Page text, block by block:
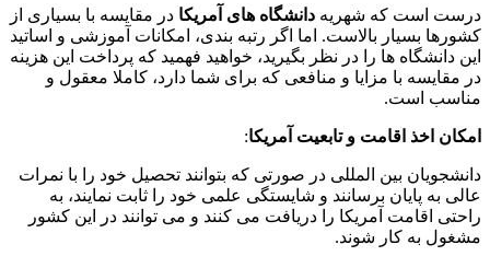
درست است که شهریه دانشگاه های آمریکا در مقایسه با بسیاری از
کشورها بسیار بالاست. اما اگر رتبه بندی، امکانات آموزشی و اساتید
این دانشگاه ها را در نظر بگیرید، خواهید فهمید که پرداخت این هزینه
در مقایسه با مزایا و منافعی که برای شما دارد، کاملا معقول و
مناسب است.
امکان اخذ اقامت و تابعیت آمریکا:
دانشجویان بین المللی در صورتی که بتوانند تحصیل خود را با نمرات
عالی به پایان برسانند و شایستگی علمی خود را ثابت نمایند، به
راحتی اقامت آمریکا را دریافت می کنند و می توانند در این کشور
مشغول به کار شوند.